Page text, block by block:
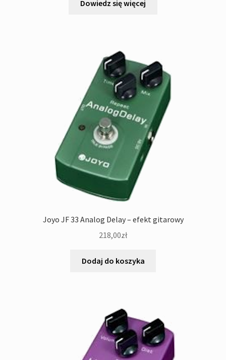
Dowiedz się więcej
Joyo JF 33 Analog Delay – efekt gitarowy
218,00zł
Dodaj do koszyka